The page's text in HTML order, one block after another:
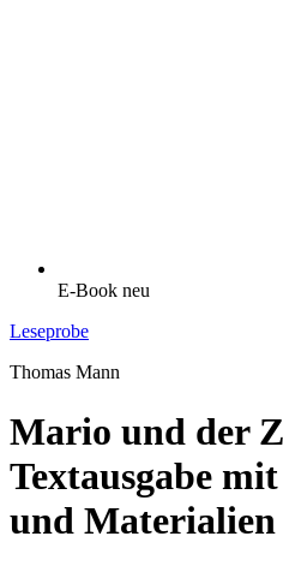
E-Book neu
Leseprobe
Thomas Mann
Mario und der
Textausgabe
und Materialien